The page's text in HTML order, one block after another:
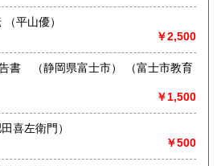
新編 武田二十四将正伝 （平山優）
￥2,500
岡県富士市） （富士市教育
￥1,500
史と史跡 （肥田喜左衛門）
￥500